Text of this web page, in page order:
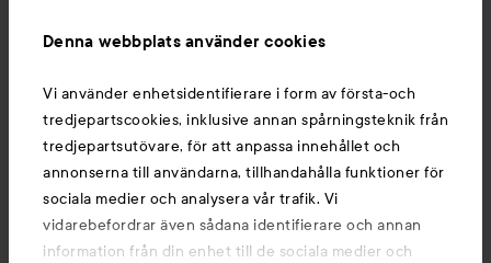
Denna webbplats använder cookies
Vi använder enhetsidentifierare i form av första-och
tredjepartscookies, inklusive annan spårningsteknik från
tredjepartsutövare, för att anpassa innehållet och
annonserna till användarna, tillhandahålla funktioner för
sociala medier och analysera vår trafik. Vi
vidarebefordrar även sådana identifierare och annan
information från din enhet till de sociala medier och
Du kanske också gillar